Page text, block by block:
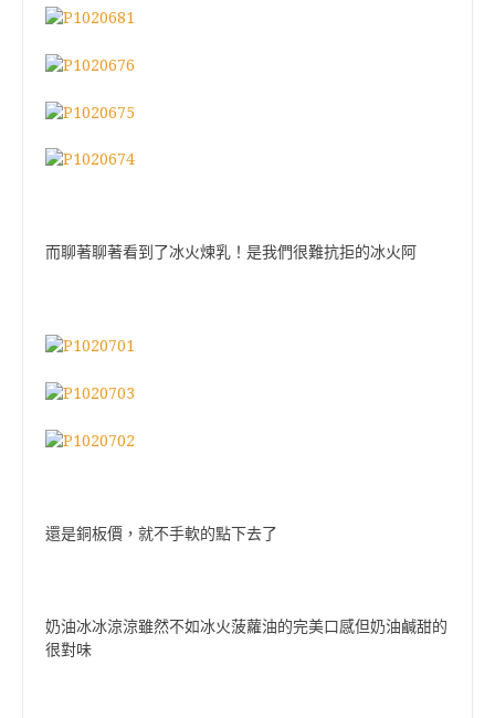
而聊著聊著看到了冰火煉乳！是我們很難抗拒的冰火阿
還是銅板價，就不手軟的點下去了
奶油冰冰涼涼雖然不如冰火菠蘿油的完美口感但奶油鹹甜的
很對味